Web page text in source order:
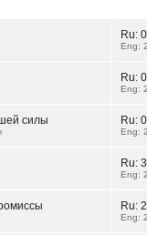
Ru:
Eng:
Ru:
Eng:
силы Ru:
Eng:
Ru:
Eng:
Ru:
Eng: